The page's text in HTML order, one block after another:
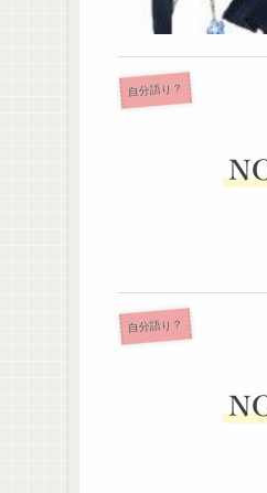
自分語り？
自分語り？